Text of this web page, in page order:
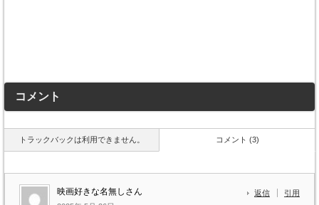
コメント
トラックバックは利用できません。 コメント (3)
映画好きな名無しさん 返信 引用